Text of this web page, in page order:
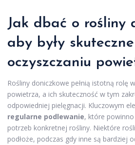
Jak dbać o rośliny
aby były
oczyszczaniu
Rośliny doniczkowe pełnią istotną rolę
powietrza, a ich skuteczność w tym
odpowiedniej pielęgnacji. Kluczowym
regularne podlewanie, które
potrzeb konkretnej rośliny. Niektóre
podłoże, podczas gdy inne są bardziej